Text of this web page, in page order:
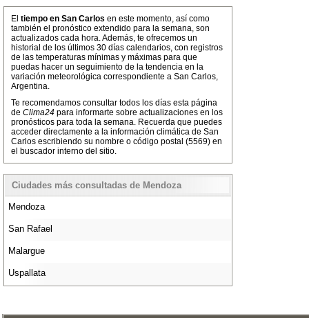
El tiempo en San Carlos en este momento, así como
también el pronóstico extendido para la semana, son
actualizados cada hora. Además, te ofrecemos un
historial de los últimos 30 días calendarios, con registros
de las temperaturas mínimas y máximas para que
puedas hacer un seguimiento de la tendencia en la
variación meteorológica correspondiente a San Carlos,
Argentina.
Te recomendamos consultar todos los días esta página
de Clima24 para informarte sobre actualizaciones en los
pronósticos para toda la semana. Recuerda que puedes
acceder directamente a la información climática de San
Carlos escribiendo su nombre o código postal (5569) en
el buscador interno del sitio.
Ciudades más consultadas de Mendoza
Mendoza
San Rafael
Malargue
Uspallata